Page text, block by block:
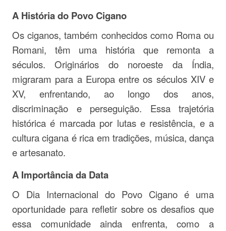
A História do Povo Cigano
Os ciganos, também conhecidos como Roma ou
Romani, têm uma história que remonta a
séculos. Originários do noroeste da Índia,
migraram para a Europa entre os séculos XIV e
XV, enfrentando, ao longo dos anos,
discriminação e perseguição. Essa trajetória
histórica é marcada por lutas e resistência, e a
cultura cigana é rica em tradições, música, dança
e artesanato.
A Importância da Data
O Dia Internacional do Povo Cigano é uma
oportunidade para refletir sobre os desafios que
essa comunidade ainda enfrenta, como a